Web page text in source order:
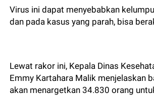
Virus ini dapat menyebabkan
dan pada kasus yang parah, bisa
Lewat rakor ini, Kepala Dinas
Emmy Kartahara Malik menjelaskan
akan menargetkan 34.830 orang